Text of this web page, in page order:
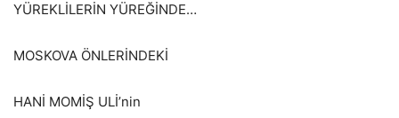
YÜREKLİLERİN YÜREĞİNDE…
MOSKOVA ÖNLERİNDEKİ
HANİ MOMİŞ ULİ’nin